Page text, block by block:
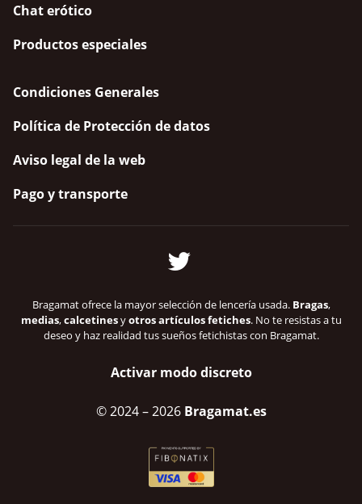
Chat erótico
Productos especiales
Condiciones Generales
Política de Protección de datos
Aviso legal de la web
Pago y transporte
Bragamat ofrece la mayor selección de lencería usada. Bragas,
medias,calcetinesyotros artículos fetiches. No te resistas a tu
deseo y haz realidad tus sueños fetichistas con Bragamat.
Activar modo discreto
© 2024– 2026 Bragamat.es